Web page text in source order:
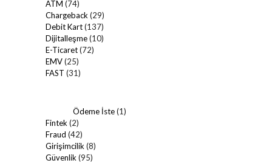
ATM (74)
Chargeback (29)
Debit Kart(137)
Dijitalleşme(10)
E-Ticaret(72)
EMV(25)
FAST (31)
Ödeme İste(1)
Fintek (2)
Fraud (42)
Girişimcilik (8)
Güvenlik (95)